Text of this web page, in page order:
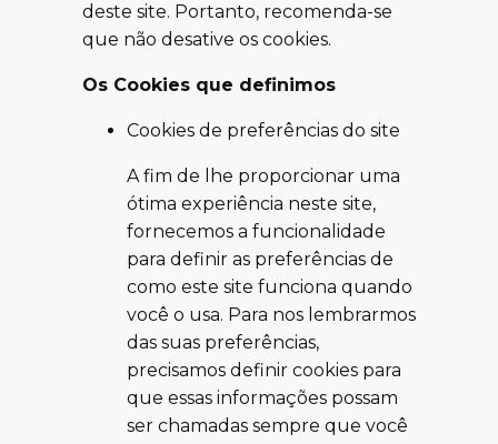
deste site. Portanto, recomenda-se
que não desative os cookies.
Os Cookies que definimos
Cookies de preferências do site
A fim de lhe proporcionar uma
ótima experiência neste site,
fornecemos a funcionalidade
para definir as preferências de
como este site funciona quando
você o usa. Para nos lembrarmos
das suas preferências,
precisamos definir cookies para
que essas informações possam
ser chamadas sempre que você